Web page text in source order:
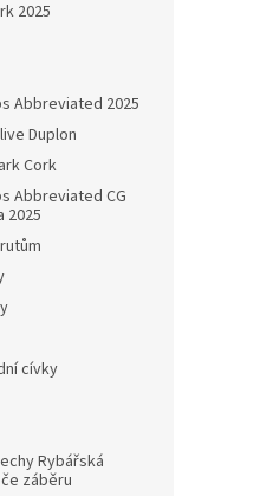
2025
Abbreviated 2025
Duplon
Cork
Abbreviated CG
2025
cívky
Rybářská
záběru